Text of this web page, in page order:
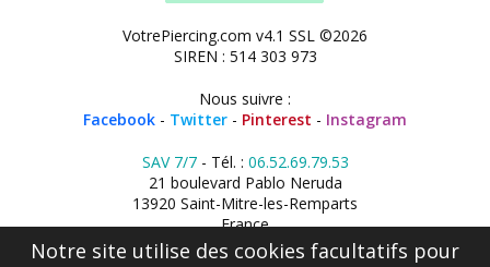
VotrePiercing.com v4.1 SSL ©2026
SIREN : 514 303 973
Nous suivre :
Facebook - Twitter - Pinterest - Instagram
SAV 7/7- Tél. : 06.52.69.79.53
21 boulevard Pablo Neruda
13920 Saint-Mitre-les-Remparts
France
Notre site utilise des cookies facultatifs pour